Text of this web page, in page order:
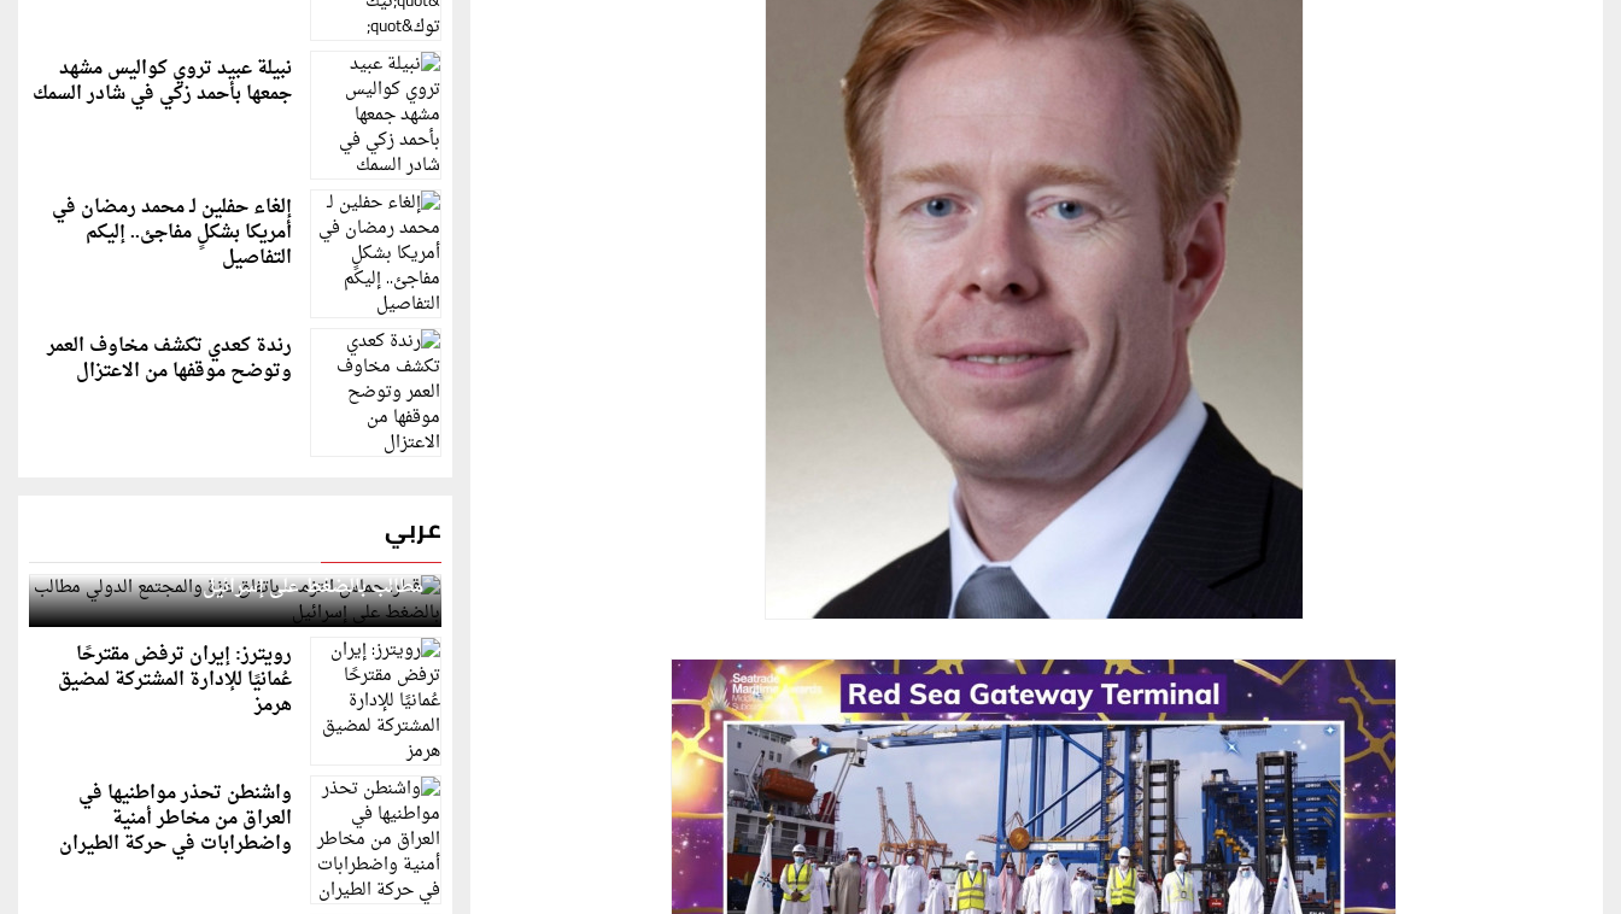
نبيلة عبيد تروي كواليس مشهد
جمعها بأحمد زكي في شادر السمك
إلغاء حفلين لـ محمد رمضان في
أمريكا بشكلٍ مفاجئ.. إليكم
التفاصيل
رندة كعدي تكشف مخاوف العمر
وتوضح موقفها من الاعتزال
عربي
قطر: حماس التزمت باتفاق غزة والمجتمع الدولي
مطالب بالضغط على إسرائيل
رويترز: إيران ترفض مقترحًا
عُمانيًا للإدارة المشتركة لمضيق
هرمز
واشنطن تحذر مواطنيها في
العراق من مخاطر أمنية
واضطرابات في حركة الطيران